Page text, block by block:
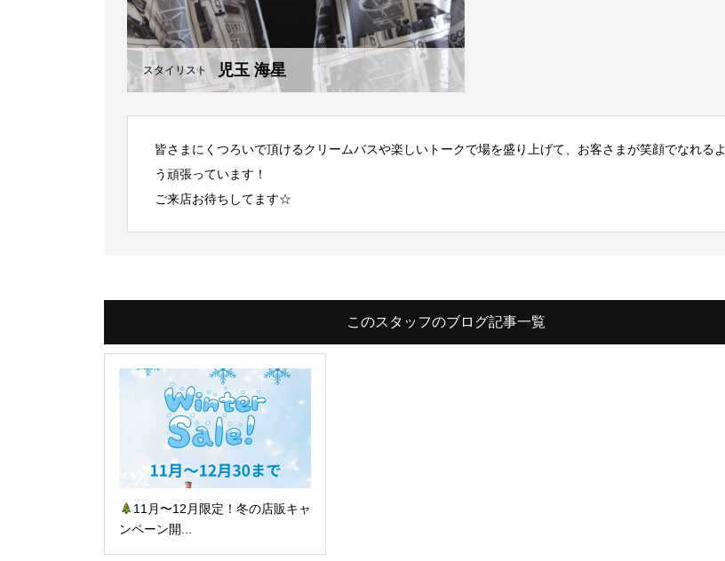
スタイリスト 児玉 海星
皆さまにくつろいで頂けるクリームバスや楽しいトークで場を盛り上げて、お客さまが笑顔でなれるよ
う頑張っています！
ご来店お待ちしてます☆
このスタッフのブログ記事一覧
11月〜12月限定！冬の店販キャ
ンペーン開...